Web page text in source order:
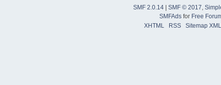
SMF 2.0.14 SMF © 2017
SMFAdsfor Free
XHTML
RSS Sitemap XML